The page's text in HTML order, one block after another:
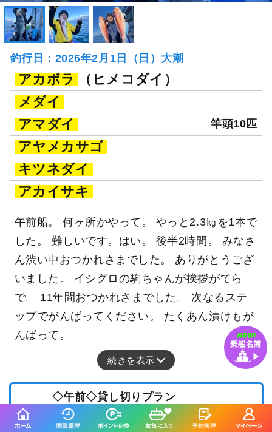
釣行日：2026年2月1日（日）大潮
アカボラ
（ヒメコダイ）
メダイ
アマダイ
竿頭10匹
アヤメカサゴ
キツネダイ
アカイサキ
午前船。 何ヶ所かやって。 やっと2.3㎏を1本で
した。 難しいです。はい。 後半2時間。 みなさ
ん渋い中おつかれさまでした。 ありがとうござ
いました。 イシグロの駒ちゃんが挨拶がてら
で。 11年間おつかれさまでした。 次なるステ
ップでがんばってください。 たくあん漬けもが
んばって。
続きを表示
仕立
◇午前◇貸し切りプラン
88,000円/隻